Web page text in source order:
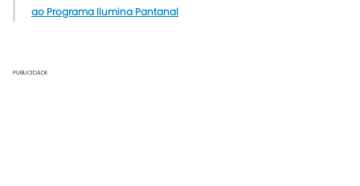
ao Programa Ilumina Pantanal
PUBLICIDADE